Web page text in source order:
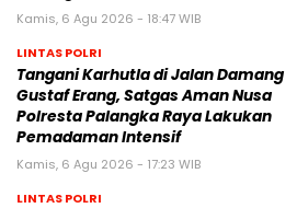
Kamis, 6 Agu 2026 - 18:47 WIB
LINTAS POLRI
Tangani Karhutla di Jalan Damang
Gustaf Erang, Satgas Aman Nusa
Polresta Palangka Raya Lakukan
Pemadaman Intensif
Kamis, 6 Agu 2026 - 17:23 WIB
LINTAS POLRI